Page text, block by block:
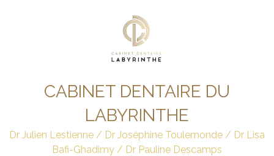
CABINET DENTAIRE DU
LABYRINTHE
Dr Julien Lestienne / Dr Joséphine Toulemonde / Dr Lisa
Bafi-Ghadimy / Dr Pauline Descamps